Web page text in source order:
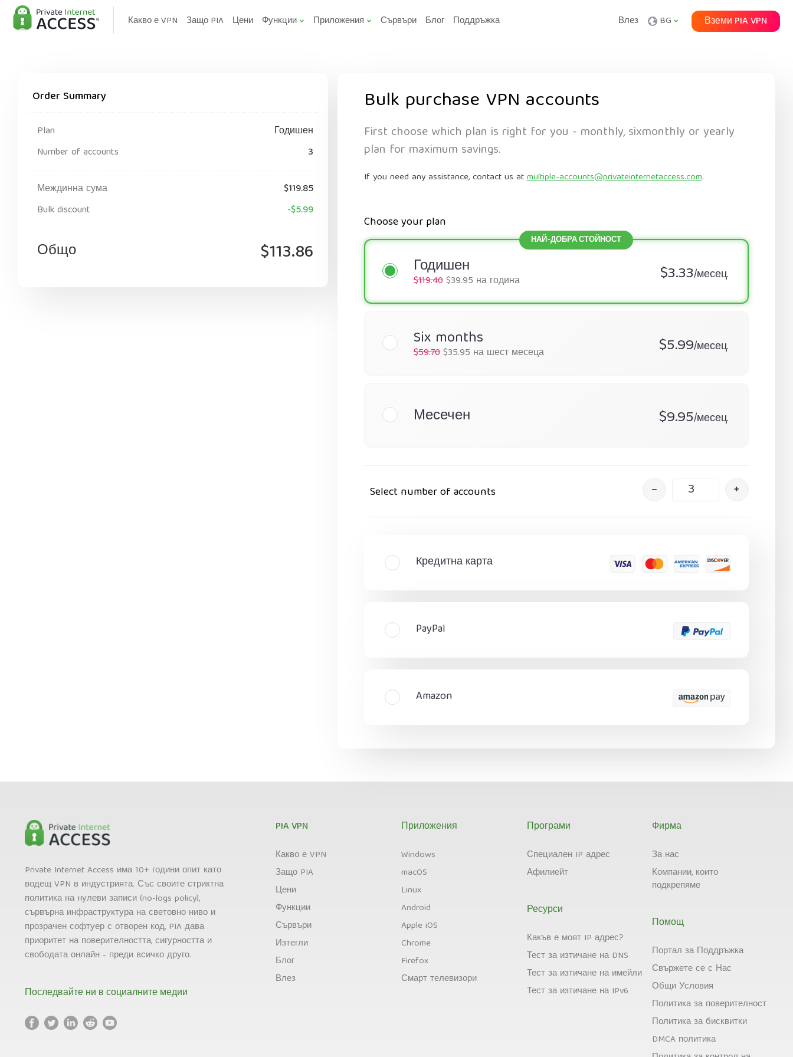
Какво е VPN Защо PIA Цени Функции Приложения Сървъри Блог Поддръжка Влез BG Вземи PIA VPN
Order Summary
Plan
Годишен
Number of accounts
3
Междинна сума
$119.85
Bulk discount
-$5.99
Общо $113.86
Bulk purchase VPN accounts
First choose which plan is right for you - monthly, sixmonthly or yearly
plan for maximum savings.
If you need any assistance, contact us atmultiple-accounts@privateinternetaccess.com.
Choose your plan
Годишен $3.33/месец.
$119.40$39.95 на година
Six months $5.99/месец.
$59.70$35.95 на шест месеца
Месечен $9.95/месец.
Select number of accounts – +
Кредитна карта
PayPal
Amazon
Private Internet Access има 10+ години опит като
водещ VPN в индустрията. Със своите стриктна
политика на нулеви записи (no-logs policy),
сървърна инфраструктура на световно ниво и
прозрачен софтуер с отворен код, PIA дава
приоритет на поверителността, сигурността и
свободата онлайн - преди всичко друго.
Последвайте ни в социалните медии
PIA VPN
Какво е VPN
Защо PIA
Цени
Функции
Сървъри
Изтегли
Блог
Влез
Приложения
Windows
macOS
Linux
Android
Apple iOS
Chrome
Firefox
Смарт телевизори
Програми
Специален IP адрес
Афилиейт
Ресурси
Какъв е моят IP адрес?
Тест за изтичане на DNS
Тест за изтичане на имейли
Тест за изтичане на IPv6
Фирма
За нас
Компании, които
подкрепяме
Помощ
Портал за Поддръжка
Свържете се с Нас
Общи Условия
Политика за поверителност
Политика за бисквитки
DMCA политика